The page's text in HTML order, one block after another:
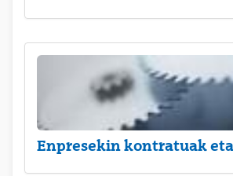
Enpresekin kontratuak